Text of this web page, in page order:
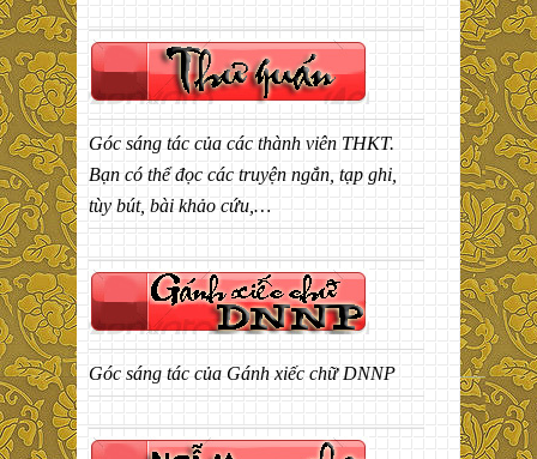
Góc sáng tác của các thành viên THKT.
Bạn có thể đọc các truyện ngắn, tạp ghi,
tùy bút, bài khảo cứu,…
Góc sáng tác của Gánh xiếc chữ DNNP